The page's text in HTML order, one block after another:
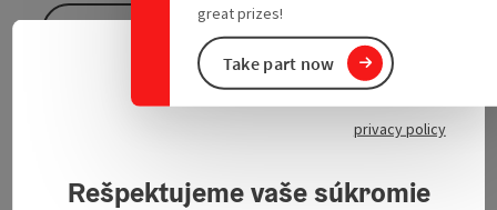
great prizes!
Take part now
To the website
privacy policy
Rešpektujeme vaše súkromie